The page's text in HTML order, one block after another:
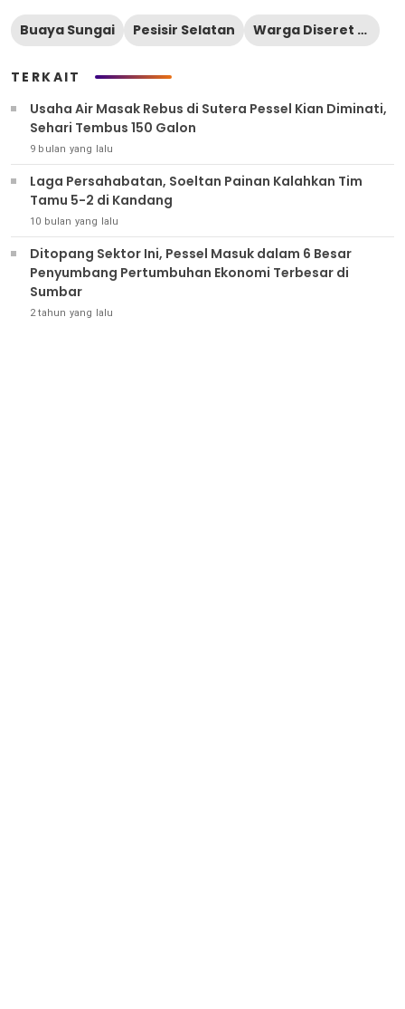
Buaya Sungai Pesisir Selatan Warga Diseret Buaya
TERKAIT
Usaha Air Masak Rebus di Sutera Pessel Kian Diminati,
Sehari Tembus 150 Galon
9 bulan yang lalu
Laga Persahabatan, Soeltan Painan Kalahkan Tim
Tamu 5-2 di Kandang
10 bulan yang lalu
Ditopang Sektor Ini, Pessel Masuk dalam 6 Besar
Penyumbang Pertumbuhan Ekonomi Terbesar di
Sumbar
2 tahun yang lalu